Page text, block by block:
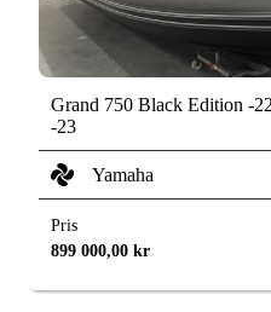
Grand 750 Black Edition -
-23
Yamaha
Pris
899 000,00kr